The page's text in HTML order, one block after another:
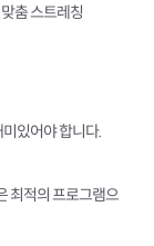
춤 스트레칭
있어야 합니다.
최적의 프로그램으